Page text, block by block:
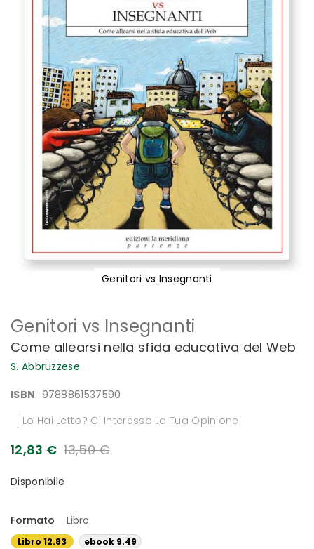
Genitori vs Insegnanti
Come allearsi nella sfida educativa del Web
S. Abbruzzese
ISBN 9788861537590
Lo Hai Letto? Ci Interessa La Tua Opinione
12,83 € 13,50 €
Disponibile
Formato Libro
Libro 12.83
ebook 9.49
Genitori vs Insegnanti
all'inizio
galleria
di